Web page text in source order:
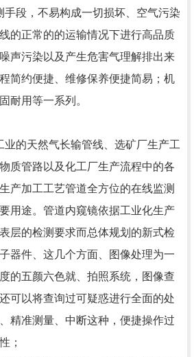
段，不易构成一切损坏、空气污染
的正常的的运输情况下进行高品质
声污染以及产生危害气理解排出来
简约便捷、维修保养便捷简易；机
耐用等一系列。
的天然气长输管线、选矿厂生产工
质管路以及化工厂生产流程中的各
产加工工艺管道全方位的在线监测
用途。管道内窥镜依据工业化生产
层的检测要求而总体规划的新式检
器件、这几个方面、图像处理为一
的五颜六色就、拍照系统，图像查
可以将查询过可疑惑进行全面的处
精准测量、中断这种，便捷操作过
；